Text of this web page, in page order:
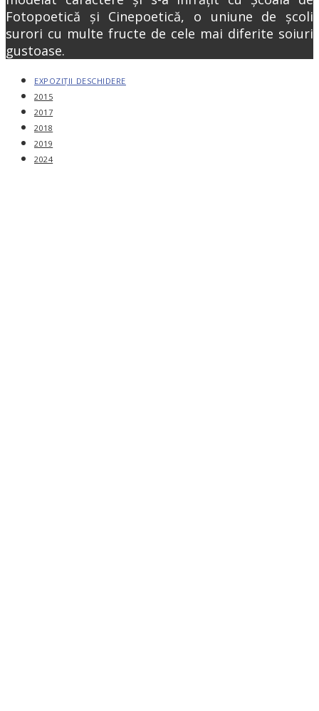
Fotopoetică și Cinepoetică, o uniune de școli
surori cu multe fructe de cele mai diferite soiuri
gustoase.
EXPOZIȚII DESCHIDERE
2015
2017
2018
2019
2024